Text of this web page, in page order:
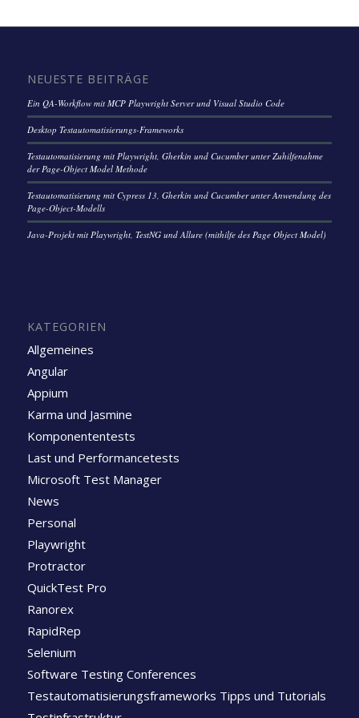
NEUESTE BEITRÄGE
Ein QA-Workflow mit MCP Playwright Server und Visual Studio Code
Desktop Testautomatisierungs-Frameworks
Testautomatisierung mit Playwright, Gherkin und Cucumber unter Zuhilfenahme
der Page-Object Model Methode
Testautomatisierung mit Cypress 13, Gherkin und Cucumber unter Anwendung des
Page-Object-Modells
Java-Projekt mit Playwright, TestNG und Allure (mithilfe des Page Object Model)
KATEGORIEN
Allgemeines
Angular
Appium
Karma und Jasmine
Komponententests
Last und Performancetests
Microsoft Test Manager
News
Personal
Playwright
Protractor
QuickTest Pro
Ranorex
RapidRep
Selenium
Software Testing Conferences
Testautomatisierungsframeworks Tipps und Tutorials